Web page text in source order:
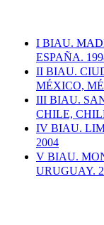
I BIAU.
ESPAÑA.
II BIAU.
MÉXICO,
III BIAU.
CHILE,
IV BIAU.
2004
V BIAU.
URUGUAY.